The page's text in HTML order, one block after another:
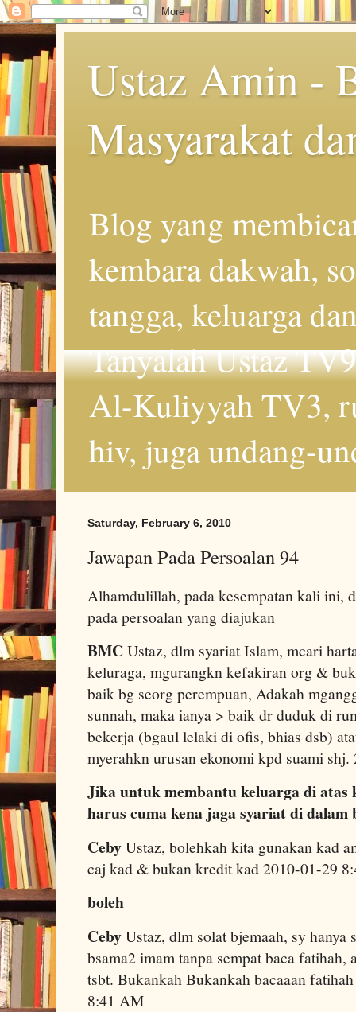
Ustaz Amin -
Masyarakat
Blog yang
kembara dakwah,
tangga, keluarga
Tanyalah Ustaz
Al-Kuliyyah TV3,
hiv, juga undang-
Saturday, February 6, 2010
Jawapan Pada Persoalan 94
Alhamdulillah, pada kesempatan kali ini,
pada persoalan yang diajukan
BMCUstaz, dlm syariat Islam, mcari
keluraga, mgurangkn kefakiran org &
baik bg seorg perempuan, Adakah
sunnah, maka ianya > baik dr duduk di
bekerja (bgaul lelaki di ofis, bhias dsb)
myerahkn urusan ekonomi kpd suami
Jika untuk membantu keluarga di atas
harus cuma kena jaga syariat di dalam
CebyUstaz, bolehkah kita gunakan kad
caj kad & bukan kredit kad 2010-01-29
boleh
CebyUstaz, dlm solat bjemaah, sy hanya
bsama2 imam tanpa sempat baca
tsbt. Bukankah Bukankah bacaaan
8:41 AM